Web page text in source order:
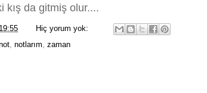
kış da gitmiş olur....
19:55
Hiç yorum yok:
, notlarım, zaman